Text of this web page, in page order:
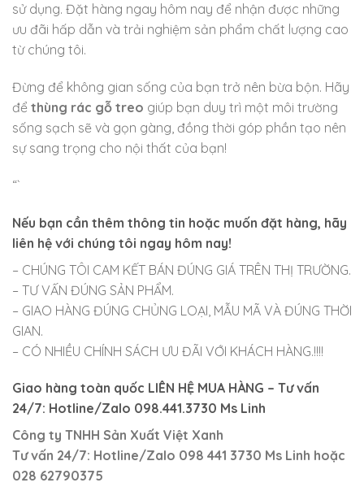
sử dụng. Đặt hàng ngay hôm nay để nhận được những
ưu đãi hấp dẫn và trải nghiệm sản phẩm chất lượng cao
từ chúng tôi.
Đừng để không gian sống của bạn trở nên bừa bộn. Hãy
để thùng rác gỗ treo giúp bạn duy trì một môi trường
sống sạch sẽ và gọn gàng, đồng thời góp phần tạo nên
sự sang trọng cho nội thất của bạn!
“`
Nếu bạn cần thêm thông tin hoặc muốn đặt hàng, hãy
liên hệ với chúng tôi ngay hôm nay!
– CHÚNG TÔI CAM KẾT BÁN ĐÚNG GIÁ TRÊN THỊ TRƯỜNG.
– TƯ VẤN ĐÚNG SẢN PHẨM.
– GIAO HÀNG ĐÚNG CHỦNG LOẠI, MẪU MÃ VÀ ĐÚNG THỜI
GIAN.
– CÓ NHIỀU CHÍNH SÁCH ƯU ĐÃI VỚI KHÁCH HÀNG.!!!!
Giao hàng toàn quốc LIÊN HỆ MUA HÀNG – Tư vấn
24/7: Hotline/Zalo 098.441.3730 Ms Linh
Công ty TNHH Sản Xuất Việt Xanh
Tư vấn 24/7: Hotline/Zalo 098 441 3730 Ms Linh hoặc
028 62790375